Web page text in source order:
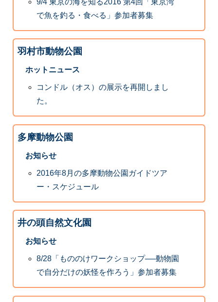
で魚を釣る・食べる」参加者募集
羽村市動物公園
ホットニュース
コンドル（オス）の展示を再開しまし
た。
多摩動物公園
お知らせ
2016年8月の多摩動物公園ガイドツア
ー・スケジュール
井の頭自然文化園
お知らせ
8/28「もののけワークショップ──動物園
で自分だけの妖怪を作ろう」参加者募集